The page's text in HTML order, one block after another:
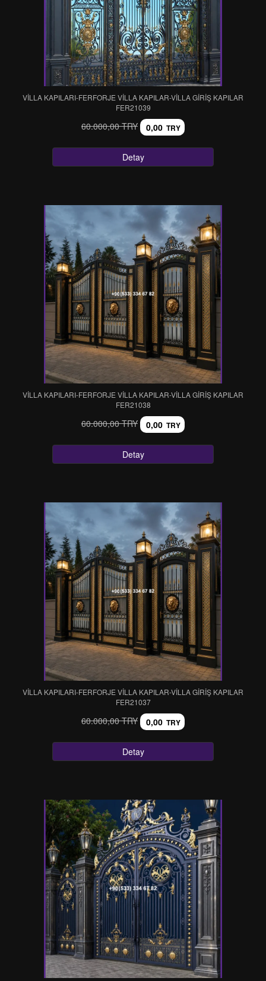
VİLLA KAPILARI-FERFORJE VİLLA KAPILAR-VİLLA GİRİŞ KAPILAR
FER21039
60.000,00 TRY 0,00 TRY
Detay
VİLLA KAPILARI-FERFORJE VİLLA KAPILAR-VİLLA GİRİŞ KAPILAR
FER21038
60.000,00 TRY 0,00 TRY
Detay
VİLLA KAPILARI-FERFORJE VİLLA KAPILAR-VİLLA GİRİŞ KAPILAR
FER21037
60.000,00 TRY 0,00 TRY
Detay